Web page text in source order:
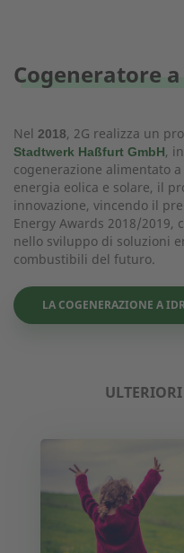
Cogeneratore
Nel 2018, 2G realizza un
Stadtwerk Haßfurt GmbH,
cogenerazione alimentato
energia eolica e solare, il
innovazione, vincendo il
Energy Awards 2018/
nello sviluppo di soluzioni
combustibili del futuro.
LA COGENERAZIONE A